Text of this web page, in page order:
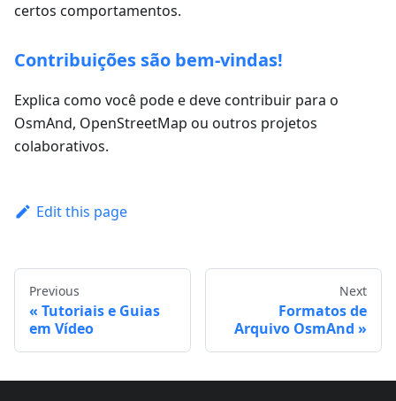
certos comportamentos.
Contribuições são bem-vindas!
Explica como você pode e deve contribuir para o
OsmAnd, OpenStreetMap ou outros projetos
colaborativos.
Edit this page
Previous
Tutoriais e Guias
em Vídeo
Next
Formatos de
Arquivo OsmAnd